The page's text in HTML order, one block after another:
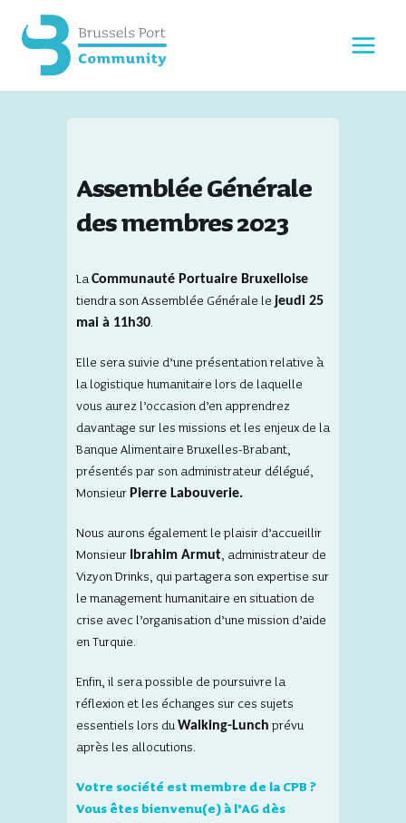
content
Assemblée Générale
des membres 2023
LaCommunauté Portuaire Bruxelloise
tiendra son Assemblée Générale le jeudi 25
mai à 11h30.
Elle sera suivie d’une présentation relative à
la logistique humanitaire lors de laquelle
vous aurez l’occasion d’en apprendrez
davantage sur les missions et les enjeux de la
Banque Alimentaire Bruxelles-Brabant,
présentés par son administrateur délégué,
Monsieur Pierre Labouverie.
Nous aurons également le plaisir d’accueillir
Monsieur Ibrahim Armut, administrateur de
Vizyon Drinks, qui partagera son expertise sur
le management humanitaire en situation de
crise avec l’organisation d’une mission d’aide
en Turquie.
Enfin, il sera possible de poursuivre la
réflexion et les échanges sur ces sujets
essentiels lors duWalking-Lunch prévu
après les allocutions.
Votre société est membre de la CPB ?
Vous êtes bienvenu(e) à l’AG dès